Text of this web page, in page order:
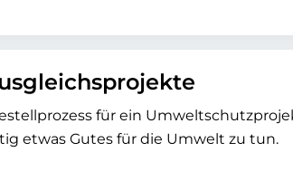
für ein
etwas Gutes für die Umwelt zu tun.